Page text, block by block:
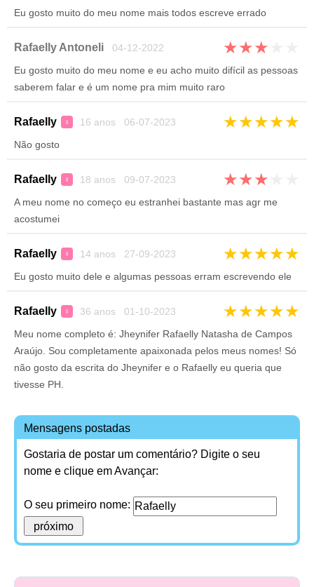
Eu gosto muito do meu nome mais todos escreve errado
Rafaelly Antoneli 04-12-2022 ★★★
Eu gosto muito do meu nome e eu acho muito difícil as pessoas
saberem falar e é um nome pra mim muito raro
Rafaelly ♀ 16 anos 06-07-2023 ★★★★★
Não gosto
Rafaelly ♀ 18 anos 09-07-2023 ★★★
A meu nome no começo eu estranhei bastante mas agr me
acostumei
Rafaelly ♀ 14 anos 27-09-2023 ★★★★★
Eu gosto muito dele e algumas pessoas erram escrevendo ele
Rafaelly ♀ 36 anos 01-10-2023 ★★★★★
Meu nome completo é: Jheynifer Rafaelly Natasha de Campos
Araújo. Sou completamente apaixonada pelos meus nomes! Só
não gosto da escrita do Jheynifer e o Rafaelly eu queria que
tivesse PH.
Mensagens postadas
Gostaria de postar um comentário? Digite o seu
nome e clique em Avançar:
O seu primeiro nome: